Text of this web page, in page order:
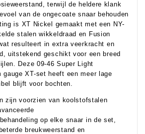
terwijl de heldere klank
van de ongecoate snaar behouden
is XT Nickel gemaakt met een NY-
stalen wikkeldraad en Fusion
resulteert in extra veerkracht en
uitstekend geschikt voor een breed
Deze 09-46 Super Light
gauge XT-set heeft een meer lage
blijft voor bochten.
zijn voorzien van koolstofstalen
op elke snaar in de set,
breukweerstand en